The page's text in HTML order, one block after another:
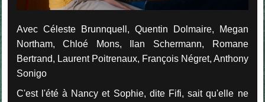
Avec Céleste Brunnquell, Quentin Dolmaire, Megan
Northam, Chloé Mons, Ilan Schermann, Romane
Bertrand, Laurent Poitrenaux, François Négret, Anthony
Sonigo
C'est l'été à Nancy et Sophie, dite Fifi, sait qu'elle ne